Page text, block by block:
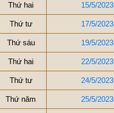
Thứ hai 15/5/2023
Thứ tư 17/5/2023
Thứ sáu 19/5/2023
Thứ hai 22/5/2023
Thứ tư 24/5/2023
Thứ năm 25/5/2023